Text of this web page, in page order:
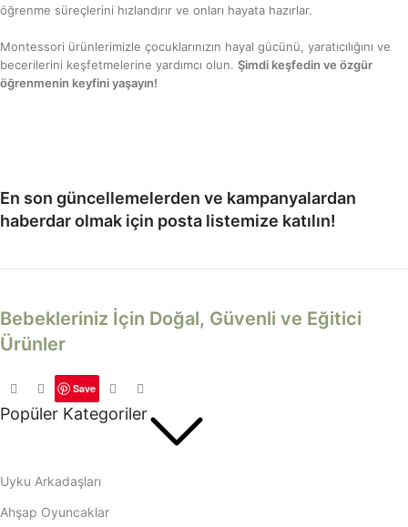
öğrenme süreçlerini hızlandırır ve onları hayata hazırlar.
Montessori ürünlerimizle çocuklarınızın hayal gücünü, yaratıcılığını ve
becerilerini keşfetmelerine yardımcı olun. Şimdi keşfedin ve özgür
öğrenmenin keyfini yaşayın!
En son güncellemelerden ve kampanyalardan
haberdar olmak için posta listemize katılın!
Bebekleriniz İçin Doğal, Güvenli ve Eğitici
Ürünler
Save
Popüler Kategoriler
Uyku Arkadaşları
Ahşap Oyuncaklar